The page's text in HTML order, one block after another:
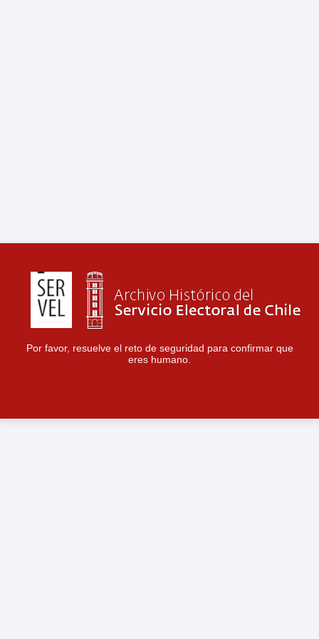
Por favor, resuelve el reto de seguridad para confirmar que
eres humano.